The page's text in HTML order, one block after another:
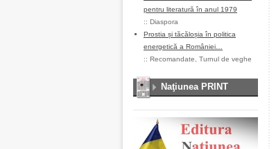
pentru literatură în anul 1979
:: Diaspora
Prostia și tăcăloșia în politica
energetică a României…
:: Recomandate Turnul de veghe
Naţiunea PRINT